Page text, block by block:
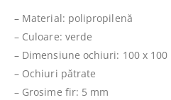
– Material: polipropilenă
– Culoare: verde
– Dimensiune ochiuri: 100 x 100
– Ochiuri pătrate
– Grosime fir: 5 mm